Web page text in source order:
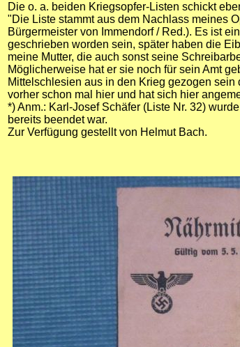
Die o. a. beiden Kriegsopfer-Listen schickt
"Die Liste stammt aus dem Nachlass meines
Bürgermeister von Immendorf / Red.). Es ist
geschrieben worden sein, später haben die
meine Mutter, die auch sonst seine
Möglicherweise hat er sie noch für sein Amt
Mittelschlesien aus in den Krieg gezogen
vorher schon mal hier und hat sich hier
*) Anm.: Karl-Josef Schäfer (Liste Nr. 32)
bereits beendet war.
Zur Verfügung gestellt von Helmut Bach.